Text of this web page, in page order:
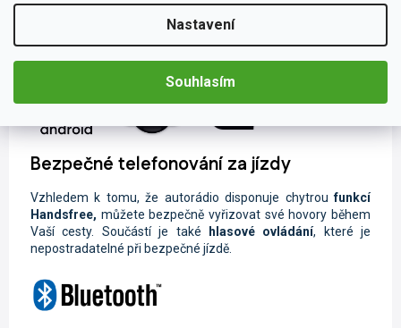
Nastavení
Souhlasím
streamovat ze svého chytrého zařízení pomocí funkceWi-
aplikací. Pokud právě nemáte po ruce
telefon nebo přehrávač, nalaďte si oblíbené rádiové stanice
naFM/AMfrekvenci či na digitálním vysíláníDAB+.
Bezpečné telefonování za jízdy
Vzhledem k tomu, že autorádio disponuje chytroufunkcí
Handsfree, můžete bezpečně vyřizovat své hovory během
Vaší cesty. Součástí je také hlasové ovládání, které je
nepostradatelné při bezpečné jízdě.